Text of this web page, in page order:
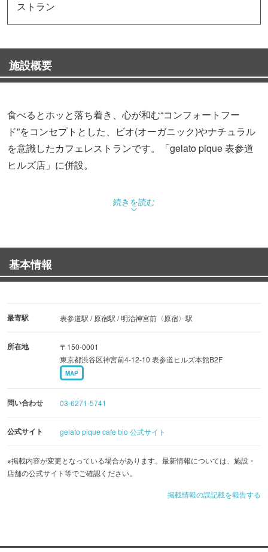
ストラン
施設概要
食べるとホッと落ち着き、心が和む“コンフォートフー
ド”をコンセプトとした、ビオ(オーガニック)やナチュラル
を意識したカフェレストランです。「gelato pique 表参道
ヒルズ店」に併設。
続きを読む
基本情報
最寄駅 表参道駅 / 原宿駅 / 明治神宮前〈原宿〉駅
所在地
〒150-0001
東京都渋谷区神宮前4-12-10 表参道ヒルズ本館B2F
MAP
問い合わせ 03-6271-5741
公式サイト gelato pique cafe bio 公式サイト
※掲載内容が変更となっている場合があります。最新情報については、施設・
店舗の公式サイト等でご確認ください。
掲載情報の誤記載を報告する